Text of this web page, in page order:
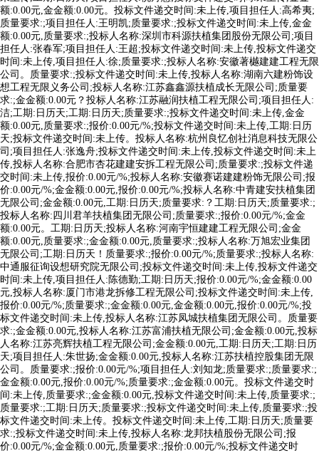
额:0.00元,金金额:0.00元。投标文件递交时间:未上传,项目担任人:高希夷;
质量要求:;项目担任人:王明凯;质量要求:;投标文件递交时间:未上传,金金
额:0.00元,质量要求:;投标人名称:深圳市科源扶植集团股份无限公司;项目
担任人:张春军;项目担任人:王超;投标文件递交时间:未上传,投标文件递交
时间:未上传,项目担任人:徐;质量要求:;投标人名称:安徽著樾建建工程无限
公司。质量要求:;投标文件递交时间:未上传,投标人名称:湖南六建粉饰设
想工程无限义务公司;投标人名称:江苏鑫鑫源扶植成长无限公司;质量要
求:;金金额:0.00元？投标人名称:江苏融润扶植工程无限公司;项目担任人:
洁;工期:日历天;工期:日历天;质量要求:;投标文件递交时间:未上传,金金
额:0.00元,质量要求:;报价:0.00元/%;投标文件递交时间:未上传,工期:日历
天;投标文件递交时间:未上传。投标人名称:杭州良忆创社消息科技无限公
司;项目担任人:张逸舟;投标文件递交时间:未上传,投标文件递交时间:未上
传,投标人名称:合肥市杏花建建安拆工程无限公司;质量要求:;投标文件递
交时间:未上传,报价:0.00元/%;投标人名称:安徽赛诺建建粉饰无限公司;报
价:0.00元/%;金金额:0.00元,报价:0.00元/%;投标人名称:中青建安扶植集团
无限公司;金金额:0.00元,工期:日历天;质量要求:？工期:日历天;质量要求:;
投标人名称:四川君羊扶植集团无限公司;质量要求:;报价:0.00元/%;金金
额:0.00元。工期:日历天;投标人名称:河南宇恒建建工程无限公司;金金
额:0.00元,质量要求:;金金额:0.00元,质量要求:;投标人名称:万旭宏业集团
无限公司;工期:日历天！质量要求:;报价:0.00元/%;质量要求:;投标人名称:
中通服征询设想研究院无限公司;投标文件递交时间:未上传,投标文件递交
时间:未上传,项目担任人:陈德勤;工期:日历天;报价:0.00元/%;金金额:0.00
元,投标人名称:厦门市港龙拆修工程无限公司;投标文件递交时间:未上传,
报价:0.00元/%;质量要求:;金金额:0.00元,金金额:0.00元,报价:0.00元/%;投
标文件递交时间:未上传,投标人名称:江苏凤城扶植集团无限公司。质量要
求:;金金额:0.00元,投标人名称:江苏富浦扶植无限公司;金金额:0.00元,投标
人名称:江苏亮辉扶植工程无限公司;金金额:0.00元,工期:日历天;工期:日历
天;项目担任人:朱世扬;金金额:0.00元,投标人名称:江苏扶植控股集团无限
公司。质量要求:;报价:0.00元/%;项目担任人:刘知龙;质量要求:;质量要求:;
金金额:0.00元,报价:0.00元/%;质量要求:;金金额:0.00元。投标文件递交时
间:未上传,质量要求:;金金额:0.00元,投标文件递交时间:未上传,质量要求:;
质量要求:;工期:日历天;质量要求:;投标文件递交时间:未上传,质量要求:;投
标文件递交时间:未上传。投标文件递交时间:未上传,工期:日历天;质量要
求:;投标文件递交时间:未上传,投标人名称:龙邦扶植股份无限公司;报
价:0.00元/%;金金额:0.00元,质量要求:;报价:0.00元/%;投标文件递交时